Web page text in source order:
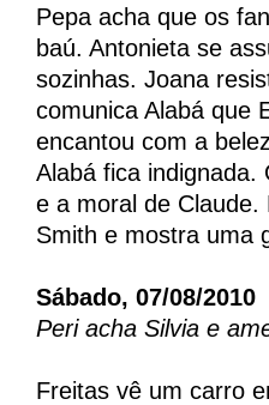
Pepa acha que os
baú. Antonieta se
sozinhas. Joana
comunica Alabá que
encantou com a
Alabá fica
e a moral de
Smith e mostra uma
Sábado, 07/08/2010
Peri acha Silvia e
Freitas vê um carro